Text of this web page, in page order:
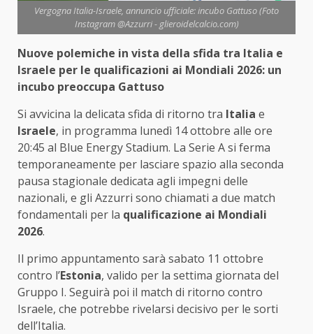
Vergogna Italia-Israele, annuncio ufficiale: incubo Gattuso (Foto
Instagram @Azzurri - glieroidelcalcio.com)
Nuove polemiche in vista della sfida tra Italia e
Israele per le qualificazioni ai Mondiali 2026: un
incubo preoccupa Gattuso
Si avvicina la delicata sfida di ritorno tra Italia e
Israele, in programma lunedì 14 ottobre alle ore
20:45 al Blue Energy Stadium. La Serie A si ferma
temporaneamente per lasciare spazio alla seconda
pausa stagionale dedicata agli impegni delle
nazionali, e gli Azzurri sono chiamati a due match
fondamentali per la qualificazione ai Mondiali
2026.
Il primo appuntamento sarà sabato 11 ottobre
contro l’Estonia, valido per la settima giornata del
Gruppo I. Seguirà poi il match di ritorno contro
Israele, che potrebbe rivelarsi decisivo per le sorti
dell’Italia.